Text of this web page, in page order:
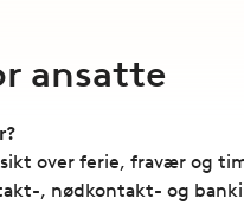
ansatte
over ferie, fravær og
, nødkontakt- og